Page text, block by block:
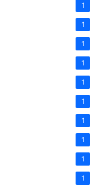
1
1
1
1
1
1
1
1
1
1